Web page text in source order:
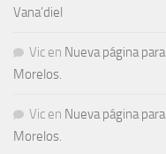
Vana’diel
Vic en Nueva página
Morelos.
Vic en Nueva página
Morelos.